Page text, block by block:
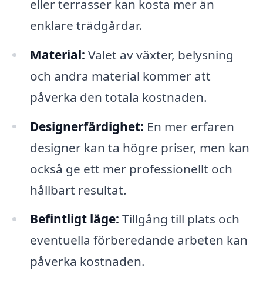
eller terrasser kan kosta mer än
enklare trädgårdar.
Material: Valet av växter, belysning
och andra material kommer att
påverka den totala kostnaden.
Designerfärdighet: En mer erfaren
designer kan ta högre priser, men kan
också ge ett mer professionellt och
hållbart resultat.
Befintligt läge: Tillgång till plats och
eventuella förberedande arbeten kan
påverka kostnaden.